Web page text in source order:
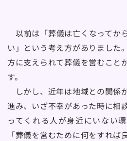
以前は「葬儀は亡くなってか
い」という考え方がありました
方に支えられて葬儀を営むこと
す。
しかし、近年は地域との関係
進み、いざ不幸があった時に相
ってくれる人が身近にいない
「葬儀を営むために何をすれば